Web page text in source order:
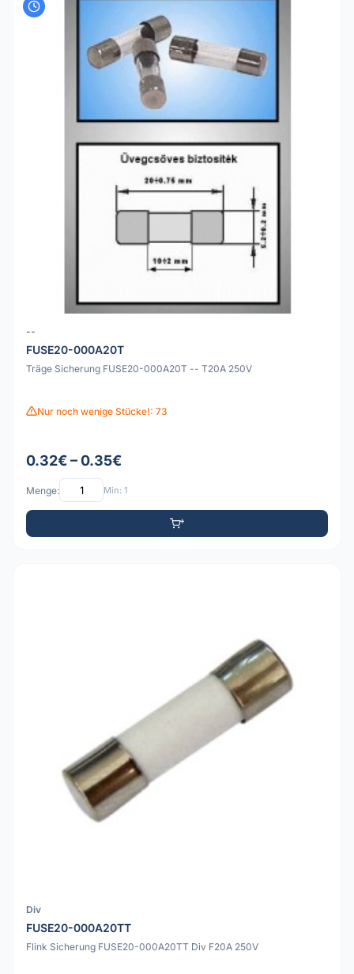
--
FUSE20-000A20T
Träge Sicherung FUSE20-000A20T -- T20A 250V
Nur noch wenige Stücke!: 73
0.32€ – 0.35€
Menge: Min: 1
Div
FUSE20-000A20TT
Flink Sicherung FUSE20-000A20TT Div F20A 250V